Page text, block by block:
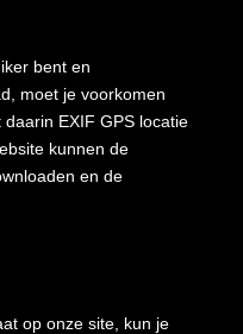
bent en
moet je voorkomen
EXIF GPS locatie
kunnen de
en de
op onze site, kun je